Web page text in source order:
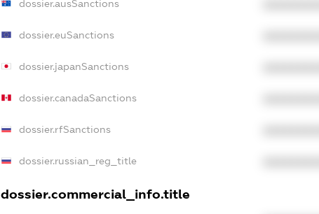
dossier.ausSanctions
dossier.euSanctions
dossier.japanSanctions
dossier.canadaSanctions
dossier.rfSanctions
dossier.russian_reg_title
dossier.commercial_info.title